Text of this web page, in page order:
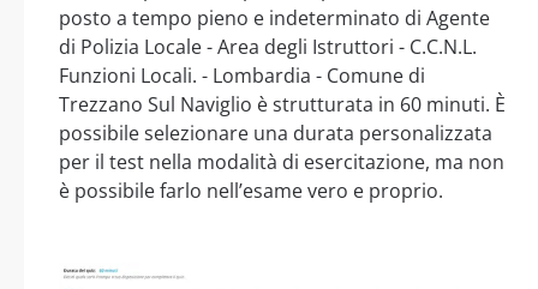
posto a tempo pieno e indeterminato di Agente
di Polizia Locale - Area degli Istruttori - C.C.N.L.
Funzioni Locali. - Lombardia - Comune di
Trezzano Sul Naviglio è strutturata in 60 minuti. È
possibile selezionare una durata personalizzata
per il test nella modalità di esercitazione, ma non
è possibile farlo nell’esame vero e proprio.